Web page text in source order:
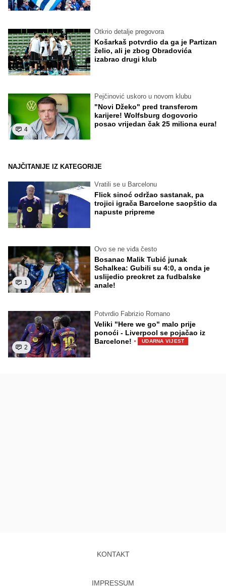
Otkrio detalje pregovora
Košarkaš potvrdio da ga je Partizan
želio, ali je zbog Obradovića
izabrao drugi klub
4
Pejčinović uskoro u novom klubu
"Novi Džeko" pred transferom
karijere! Wolfsburg dogovorio
posao vrijedan čak 25 miliona eura!
NAJČITANIJE IZ KATEGORIJE
Vratili se u Barcelonu
Flick sinoć održao sastanak, pa
trojici igrača Barcelone saopštio da
napuste pripreme
1
Ovo se ne viđa često
Bosanac Malik Tubić junak
Schalkea: Gubili su 4:0, a onda je
uslijedio preokret za fudbalske
anale!
2
Potvrdio Fabrizio Romano
Veliki "Here we go" malo prije
ponoći - Liverpool se pojačao iz
Barcelone! · UDARNA VIJEST
KONTAKT
IMPRESSUM